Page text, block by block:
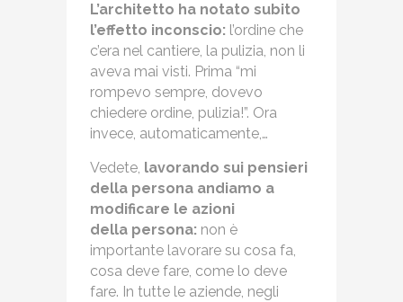
L’architetto ha notato subito
l’effetto inconscio: l’ordine che
c’era nel cantiere, la pulizia, non li
aveva mai visti. Prima “mi
rompevo sempre, dovevo
chiedere ordine, pulizia!”. Ora
invece, automaticamente,…
Vedete, lavorando sui pensieri
della persona andiamo a
modificare le azioni
della persona: non è
importante lavorare su cosa fa,
cosa deve fare, come lo deve
fare. In tutte le aziende, negli